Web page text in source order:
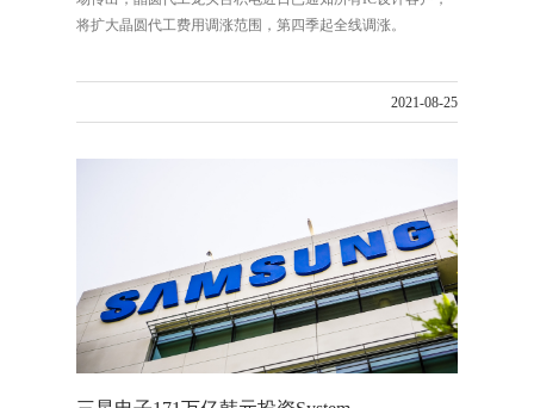
将扩大晶圆代工费用调涨范围，第四季起全线调涨。
2021-08-25